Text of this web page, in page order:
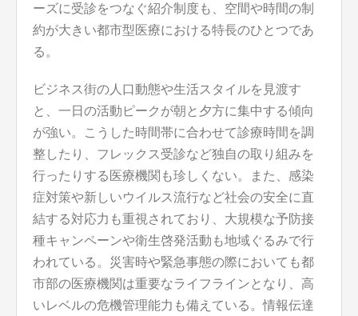
ーズに受診をつなぐ紹介制度も、空間や時間の制
約が大きい都市型医療における特長のひとつであ
る。
ビジネス街の人口動態や生活スタイルを見渡す
と、一日の活動ピークが朝と夕方に集中する傾向
が強い。こうした時間帯に合わせて診療時間を調
整したり、フレックス受診など独自の取り組みを
行ったりする医療機関も珍しくない。また、感染
症対策や新しいウイルス流行など社会の安全に直
結する対応力も重視されており、大規模な予防接
種キャンペーンや衛生啓発活動も地域ぐるみで行
われている。災害時や緊急事態の際においても都
市部の医療機関は重要なライフラインとなり、高
いレベルの危機管理能力も備えている。情報伝達